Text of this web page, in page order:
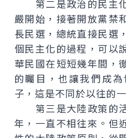
第二是政治的民主化
嚴開始，接著開放黨禁
長民選，總統直接民選
個民主化的過程，可以
華民國在短短幾年間，
的矚目，也讓我們成
子，這是不同於以往的
第三是大陸政策的活
年，一直不相往來。但